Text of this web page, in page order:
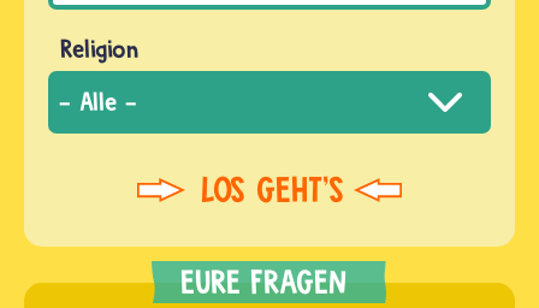
Religion